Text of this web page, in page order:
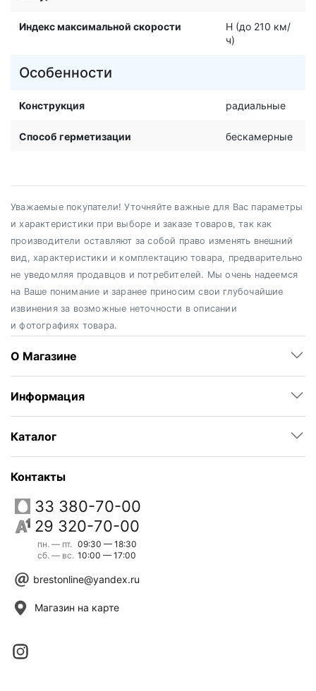
Индекс максимальной скорости
H (до 210 км/
ч)
Особенности
Конструкция радиальные
Способ герметизации бескамерные
Уважаемые покупатели! Уточняйте важные для Вас параметры
и характеристики при выборе и заказе товаров, так как
производители оставляют за собой право изменять внешний
вид, характеристики и комплектацию товара, предварительно
не уведомляя продавцов и потребителей. Мы очень надеемся
на Ваше понимание и заранее приносим свои глубочайшие
извинения за возможные неточности в описании
и фотографиях товара.
О Магазине
Информация
Каталог
Контакты
33 380-70-00
29 320-70-00
пн. — пт.
сб. — вс.
09:30 — 18:30
10:00 — 17:00
brestonline@yandex.ru
Магазин на карте